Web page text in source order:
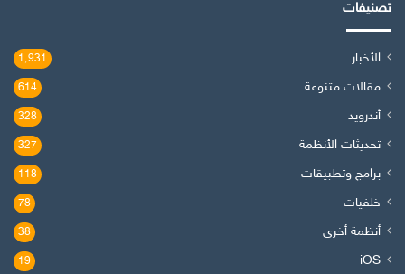
تصنيفات
الأخبار 1٬931
مقالات متنوعة 614
أندرويد 328
تحديثات الأنظمة 327
برامج وتطبيقات 118
خلفيات 78
أنظمة أخرى 38
iOS
19